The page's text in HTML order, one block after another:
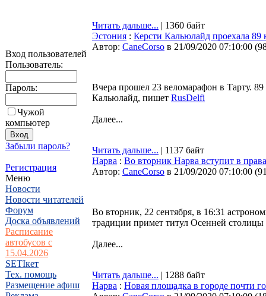
Вход пользователей
Пользователь:
Пароль:
Чужой
компьютер
Забыли пароль?
Регистрация
Меню
Новости
Новости читателей
Форум
Доска объявлений
Расписание
автобусов с
15.04.2026
SETIкет
Тех. помощь
Размещение афиш
Читать дальше... | 1360 байт
Эстония : Керсти Кальюлайд проехала 89
Автор: CaneCorso в 21/09/2020 07:10:00 (
Вчера прошел 23 веломарафон в Тарту.
Кальюлайд, пишет RusDelfi
Далее...
Читать дальше... | 1137 байт
Нарва : Во вторник Нарва вступит в
Автор: CaneCorso в 21/09/2020 07:10:00 (
Во вторник, 22 сентября, в 16:31
традиции примет титул Осенней
Далее...
Читать дальше... | 1288 байт
Нарва : Новая площадка в городе почти